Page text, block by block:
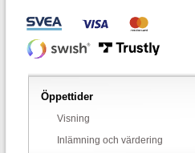
Öppettider
Visning
Inlämning och värdering